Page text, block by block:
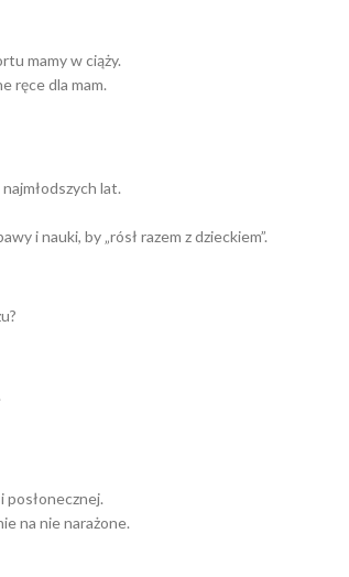
mamy w ciąży.
ręce dla mam.
lat.
i nauki, by „rósł razem z dzieckiem”.
posłonecznej.
na nie narażone.